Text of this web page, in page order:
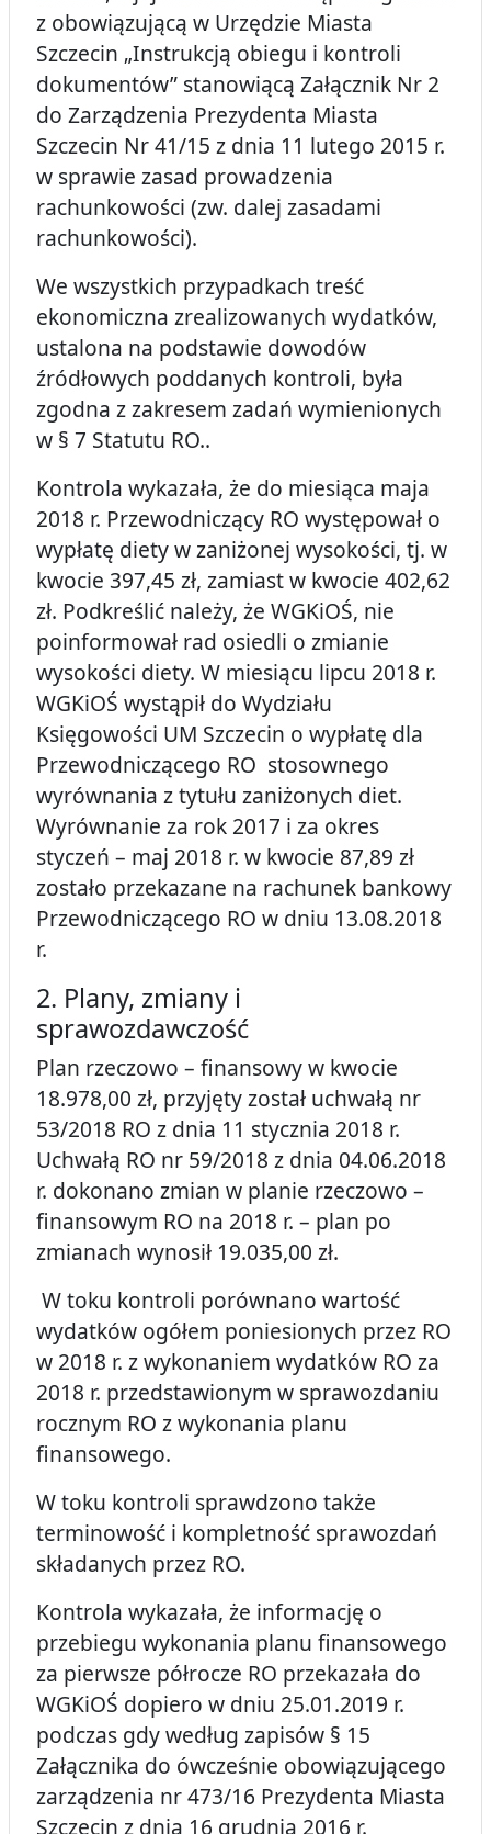
z obowiązującą w Urzędzie Miasta
Szczecin „Instrukcją obiegu i kontroli
dokumentów” stanowiącą Załącznik Nr 2
do Zarządzenia Prezydenta Miasta
Szczecin Nr 41/15 z dnia 11 lutego 2015 r.
w sprawie zasad prowadzenia
rachunkowości (zw. dalej zasadami
rachunkowości).
We wszystkich przypadkach treść
ekonomiczna zrealizowanych wydatków,
ustalona na podstawie dowodów
źródłowych poddanych kontroli, była
zgodna z zakresem zadań wymienionych
w § 7 Statutu RO..
Kontrola wykazała, że do miesiąca maja
2018 r. Przewodniczący RO występował o
wypłatę diety w zaniżonej wysokości, tj. w
kwocie 397,45 zł, zamiast w kwocie 402,62
zł. Podkreślić należy, że WGKiOŚ, nie
poinformował rad osiedli o zmianie
wysokości diety. W miesiącu lipcu 2018 r.
WGKiOŚ wystąpił do Wydziału
Księgowości UM Szczecin o wypłatę dla
Przewodniczącego RO stosownego
wyrównania z tytułu zaniżonych diet.
Wyrównanie za rok 2017 i za okres
styczeń – maj 2018 r. w kwocie 87,89 zł
zostało przekazane na rachunek bankowy
Przewodniczącego RO w dniu 13.08.2018
r.
2. Plany, zmiany i
sprawozdawczość
Plan rzeczowo – finansowy w kwocie
18.978,00 zł, przyjęty został uchwałą nr
53/2018 RO z dnia 11 stycznia 2018 r.
Uchwałą RO nr 59/2018 z dnia 04.06.2018
r. dokonano zmian w planie rzeczowo –
finansowym RO na 2018 r. – plan po
zmianach wynosił 19.035,00 zł.
W toku kontroli porównano wartość
wydatków ogółem poniesionych przez RO
w 2018 r. z wykonaniem wydatków RO za
2018 r. przedstawionym w sprawozdaniu
rocznym RO z wykonania planu
finansowego.
W toku kontroli sprawdzono także
terminowość i kompletność sprawozdań
składanych przez RO.
Kontrola wykazała, że informację o
przebiegu wykonania planu finansowego
za pierwsze półrocze RO przekazała do
WGKiOŚ dopiero w dniu 25.01.2019 r.
podczas gdy według zapisów § 15
Załącznika do ówcześnie obowiązującego
zarządzenia nr 473/16 Prezydenta Miasta
Szczecin z dnia 16 grudnia 2016 r.